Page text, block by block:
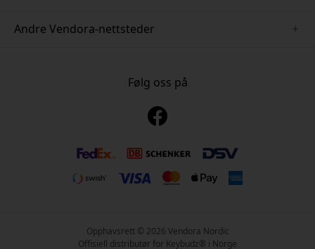
Andre Vendora-nettsteder
www.myfirst.se
Følg oss på
Opphavsrett © 2026 Vendora Nordic
Offisiell distributør for Keybudz® i Norge